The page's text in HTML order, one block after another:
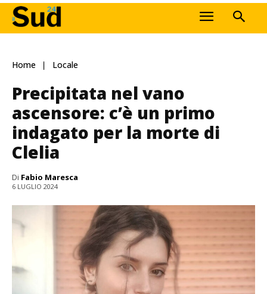
Home Locale
Precipitata nel vano
ascensore: c’è un primo
indagato per la morte di
Clelia
Di Fabio Maresca
6 LUGLIO 2024